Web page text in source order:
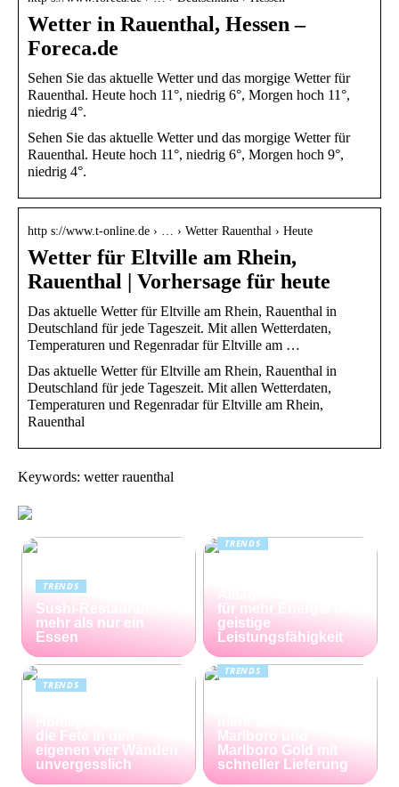
Wetter in Rauenthal, Hessen –
Foreca.de
Sehen Sie das aktuelle Wetter und das morgige Wetter für
Rauenthal. Heute hoch 11°, niedrig 6°, Morgen hoch 11°,
niedrig 4°.
Sehen Sie das aktuelle Wetter und das morgige Wetter für
Rauenthal. Heute hoch 11°, niedrig 6°, Morgen hoch 9°,
niedrig 4°.
http s://www.t-online.de › … › Wetter Rauenthal › Heute
Wetter für Eltville am Rhein,
Rauenthal | Vorhersage für heute
Das aktuelle Wetter für Eltville am Rhein, Rauenthal in
Deutschland für jede Tageszeit. Mit allen Wetterdaten,
Temperaturen und Regenradar für Eltville am …
Das aktuelle Wetter für Eltville am Rhein, Rauenthal in
Deutschland für jede Tageszeit. Mit allen Wetterdaten,
Temperaturen und Regenradar für Eltville am Rhein,
Rauenthal
Keywords: wetter rauenthal
TRENDS
Sushi-Restaurant –
mehr als nur ein
Essen
TRENDS
für mehr Energie und
geistige
Leistungsfähigkeit
TRENDS
die Fete in den
eigenen vier Wänden
unvergesslich
TRENDS
Marlboro und
Marlboro Gold mit
schneller Lieferung